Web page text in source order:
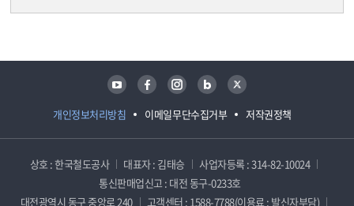
개인정보처리방침 이메일무단수집거부 저작권정책
유튜브 페이스북 인스타그램 블로그 트위터
상호 : 한국철도공사 대표자 : 김태승
사업자등록 : 314-82-10024
통신판매업신고 : 대전 동구-0233호
대전광역시 동구 중앙로 240
고객센터 : 1588-7788(이용료 : 발신자부담)